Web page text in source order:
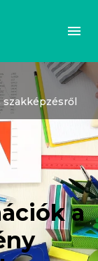
szakképzésről
a